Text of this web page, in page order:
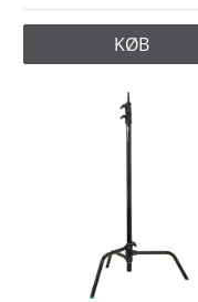
KØB